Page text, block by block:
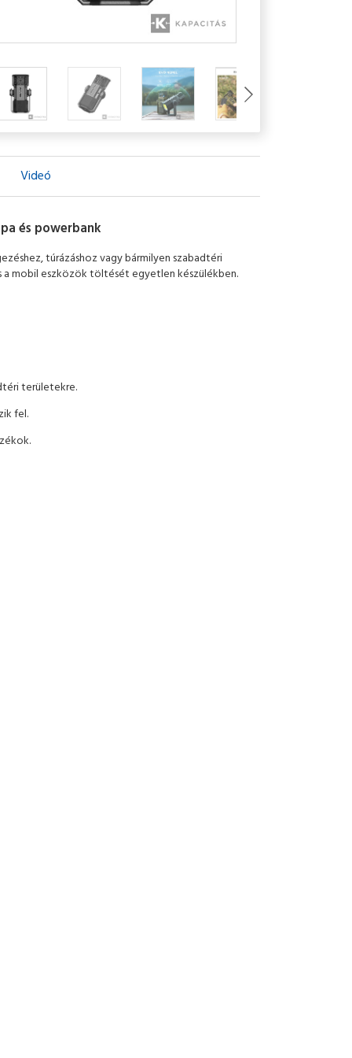
Videó
és powerbank
túrázáshoz vagy bármilyen szabadtéri
a mobil eszközök töltését egyetlen készülékben.
területekre.
fel.